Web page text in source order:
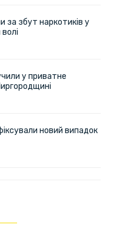
за збут наркотиків у
у приватне
новий випадок